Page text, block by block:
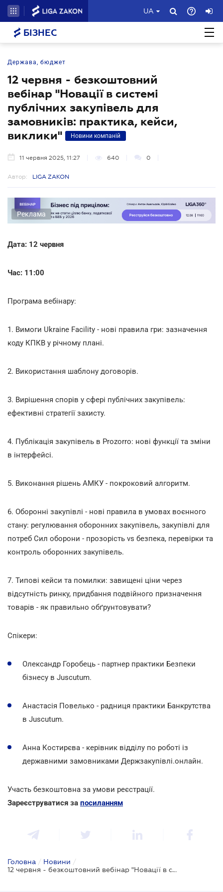
UA
БІЗНЕС
Держава, бюджет
12 червня - безкоштовний
вебінар "Новації в системі
публічних закупівель для
замовників: практика, кейси,
виклики"
Новини компаній
11 червня 2025, 11:27 640 0
Автор: LIGA ZAKON
Реклама
Дата: 12 червня
Час: 11:00
Програма вебінару:
1. Вимоги Ukraine Facility - нові правила гри: зазначення
коду КПКВ у річному плані.
2. Використання шаблону договорів.
3. Вирішення спорів у сфері публічних закупівель:
ефективні стратегії захисту.
4. Публікація закупівель в Prozorro: нові функції та зміни
в інтерфейсі.
5. Виконання рішень АМКУ - покроковий алгоритм.
6. Оборонні закупівлі - нові правила в умовах воєнного
стану: регулювання оборонних закупівель, закупівлі для
потреб Сил оборони - прозорість vs безпека, перевірки та
контроль оборонних закупівель.
7. Типові кейси та помилки: завищені ціни через
відсутність ринку, придбання подвійного призначення
товарів - як правильно обґрунтовувати?
Спікери:
Олександр Горобець - партнер практики Безпеки
бізнесу в Juscutum.
Анастасія Повелько - радниця практики Банкрутства
в Juscutum.
Анна Костирєва - керівник відділу по роботі із
державними замовниками Держзакупівлі.онлайн.
Участь безкоштовна за умови реєстрації.
Зареєструватися за посиланням
Головна / Новини /
12 червня - безкоштовний вебінар "Новації в системі публічних закупівель для замовників: практика, кейси, виклики"